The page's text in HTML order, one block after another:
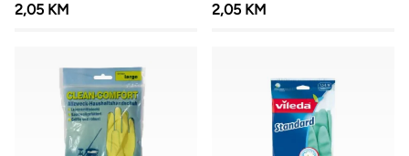
2,05 KM
2,05 KM